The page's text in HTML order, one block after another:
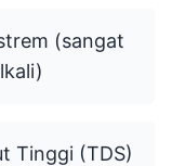
(sangat
Tinggi (TDS)